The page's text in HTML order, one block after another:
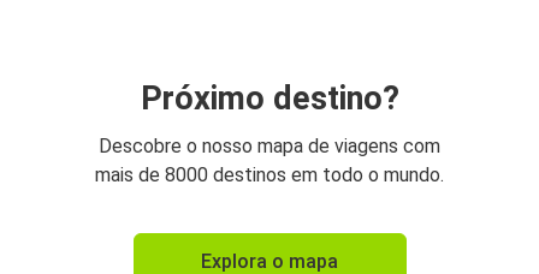
Próximo destino?
Descobre o nosso mapa de viagens com
mais de 8000 destinos em todo o mundo.
Explora o mapa